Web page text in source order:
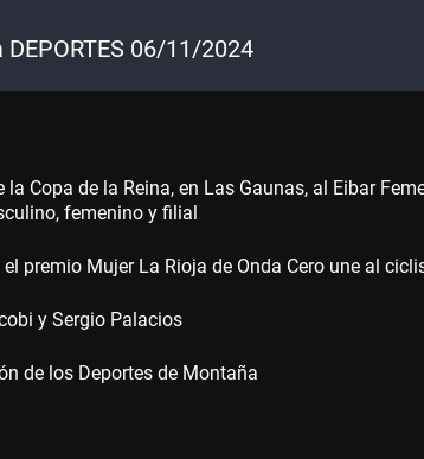
06/11/2024
la Copa de la Reina, en Las Gaunas, al Eibar
femenino y filial
el premio Mujer La Rioja de Onda Cero une al
y Sergio Palacios
de los Deportes de Montaña